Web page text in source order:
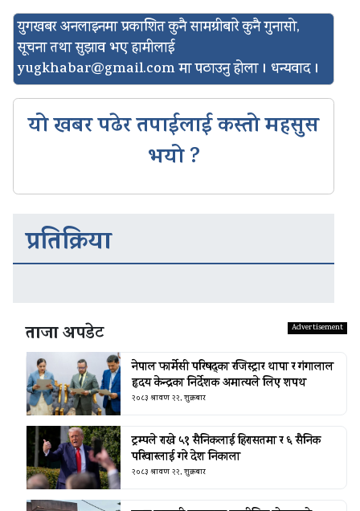
युगखबर अनलाइनमा प्रकाशित कुनै सामग्रीबारे कुनै गुनासो,
सूचना तथा सुझाव भए हामीलाई
yugkhabar@gmail.comमा पठाउनु होला । धन्यवाद ।
यो खबर पढेर तपाईलाई कस्तो महसुस
भयो ?
प्रतिक्रिया
ताजा अपडेट
नेपाल फार्मेसी परिषद्का रजिस्ट्रार थापा र गंगालाल
हृदय केन्द्रका निर्देशक अमात्यले लिए शपथ
२०८३ श्रावण २२, शुक्रबार
ट्रम्पले राखे ५१ सैनिकलाई हिरासतमा र ६ सैनिक
परिवारलाई गरे देश निकाला
२०८३ श्रावण २२, शुक्रबार